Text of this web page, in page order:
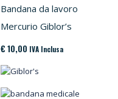
Bandana da lavoro
Mercurio Giblor’s
€ 10,00 IVA Inclusa